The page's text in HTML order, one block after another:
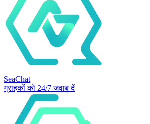
SeaChat
ग्राहकों को 24/7 जवाब दें